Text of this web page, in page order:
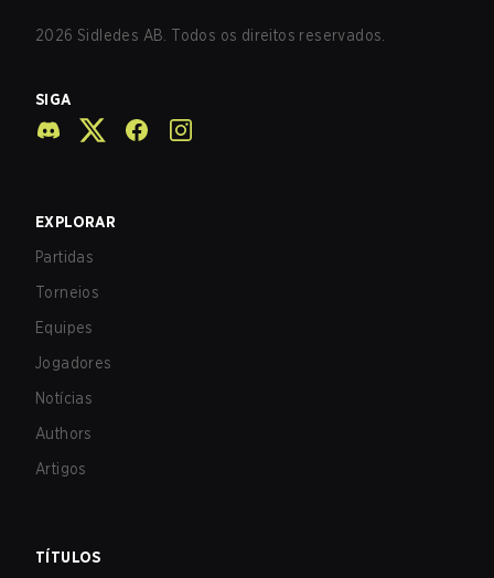
2026 Sidledes AB. Todos os direitos reservados.
SIGA
EXPLORAR
Partidas
Torneios
Equipes
Jogadores
Notícias
Authors
Artigos
TÍTULOS